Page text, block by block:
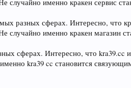
случайно именно кракен сервис
разных сферах. Интересно, что
случайно именно кракен
сферах. Интересно, что
kra39 cc становится